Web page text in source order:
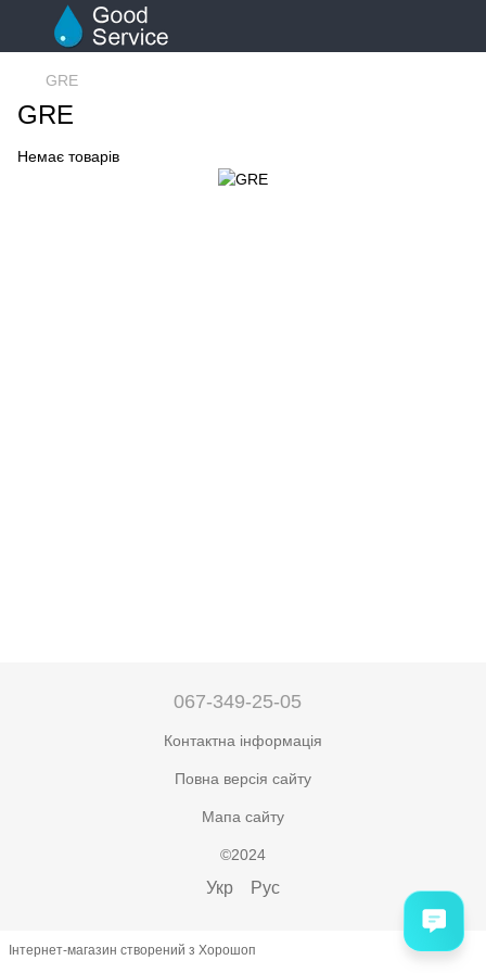
GRE
GRE
Немає товарів
067-349-25-05
Контактна інформація
Повна версія сайту
Мапа сайту
©2024
Укр Рус
Інтернет-магазин створений з Хорошоп